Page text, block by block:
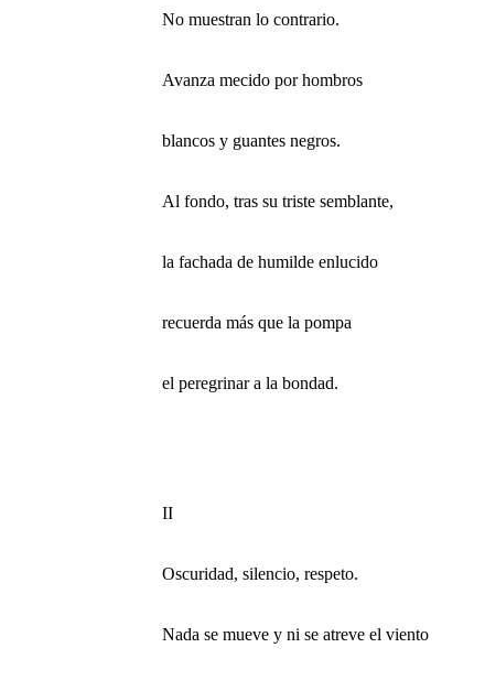
No muestran lo contrario.
Avanza mecido por hombros
blancos y guantes negros.
Al fondo, tras su triste semblante,
la fachada de humilde enlucido
recuerda más que la pompa
el peregrinar a la bondad.
II
Oscuridad, silencio, respeto.
Nada se mueve y ni se atreve el viento